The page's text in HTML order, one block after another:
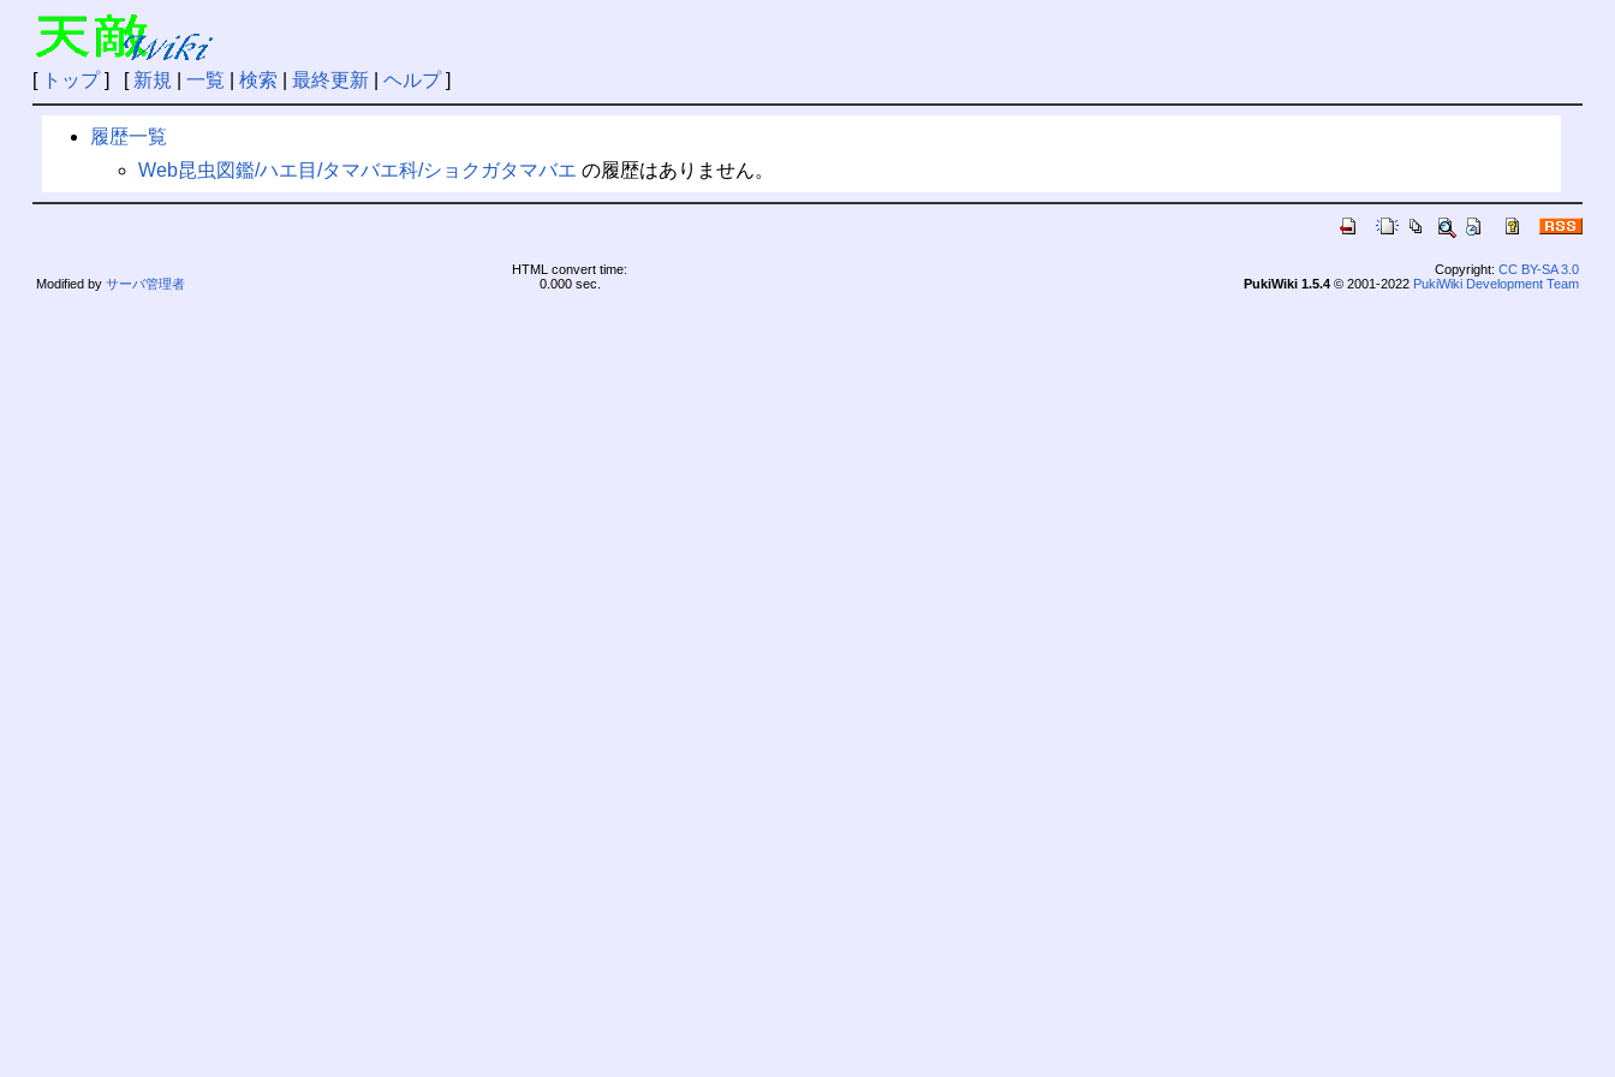
[ トップ] [ 新規 一覧 検索 最終更新| ヘルプ]
履歴一覧
Web昆虫図鑑/ハエ目/タマバエ科/ショクガタマバエ の履歴はありません。
Modified by サーバ管理者
HTML convert time:
0.000 sec.
Copyright: CC BY-SA 3.0
PukiWiki 1.5.4© 2001-2022 PukiWiki Development Team